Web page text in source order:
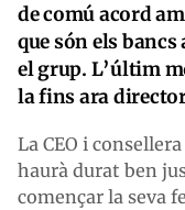
de comú acord
que són els
el grup. L’últim
la fins ara
La CEO i
haurà durat ben
començar la seva